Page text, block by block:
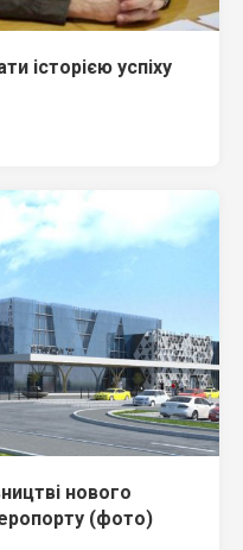
історією успіху
нового
(фото)